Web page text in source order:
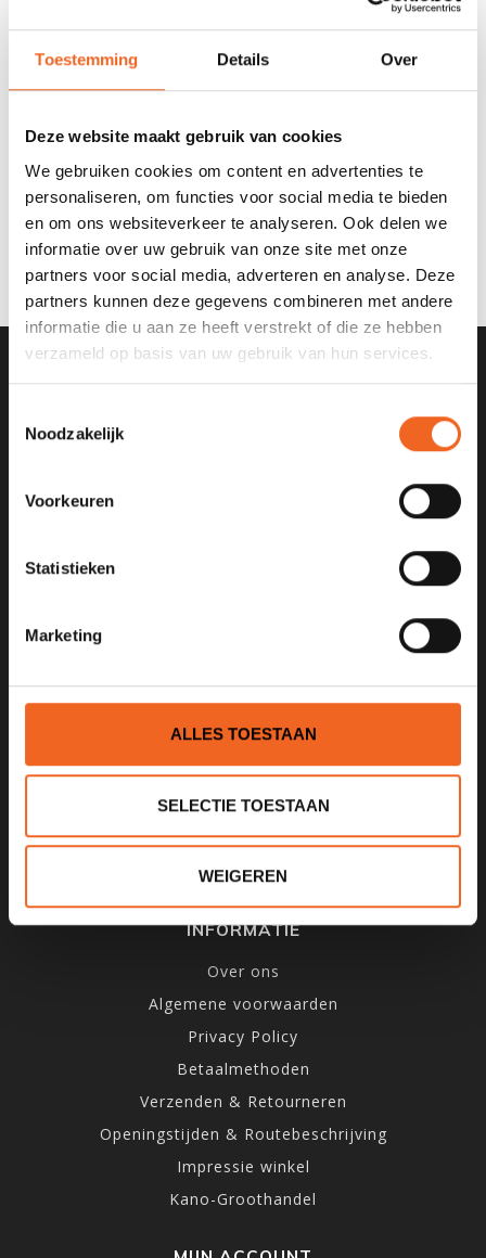
Toestemming Details Over
Deze website maakt gebruik van cookies
We gebruiken cookies om content en advertenties te
personaliseren, om functies voor social media te bieden
en om ons websiteverkeer te analyseren. Ook delen we
informatie over uw gebruik van onze site met onze
partners voor social media, adverteren en analyse. Deze
partners kunnen deze gegevens combineren met andere
informatie die u aan ze heeft verstrekt of die ze hebben
verzameld op basis van uw gebruik van hun services.
Noodzakelijk
Voorkeuren
Statistieken
Marketing
ALLES TOESTAAN
SELECTIE TOESTAAN
WEIGEREN
BOARDS
POLYETHYLEEN
SUP BOARDS
MEGA SUP BOARDS SUP ACCESSOIRES
info@kajak.nl
INFORMATIE
Over ons
Algemene voorwaarden
Privacy Policy
Betaalmethoden
Verzenden & Retourneren
Openingstijden & Routebeschrijving
Impressie winkel
Kano-Groothandel